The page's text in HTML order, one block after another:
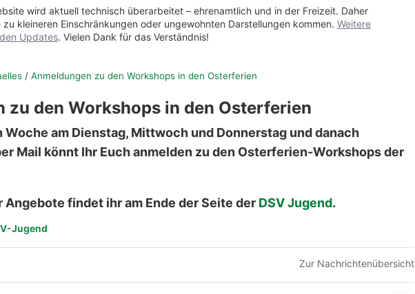
wird aktuell technisch überarbeitet – ehrenamtlich und in der Freizeit. Daher
kleineren Einschränkungen oder ungewohnten Darstellungen kommen. Weitere
Updates. Vielen Dank für das Verständnis!
/ Anmeldungen zu den Workshops in den Osterferien
zu den Workshops in den Osterferien
Woche am Dienstag, Mittwoch und Donnerstag und danach
Mail könnt Ihr Euch anmelden zu den Osterferien-Workshops der
Angebote findet ihr am Ende der Seite der DSV Jugend.
Jugend
Zur Nachrichtenübersicht